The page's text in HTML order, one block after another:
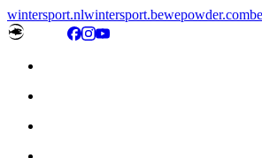
wintersport.nlwintersport.bewepowder.com